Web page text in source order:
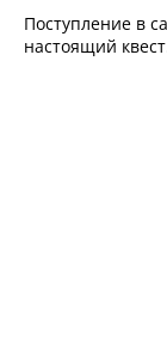
Поступление в
настоящий